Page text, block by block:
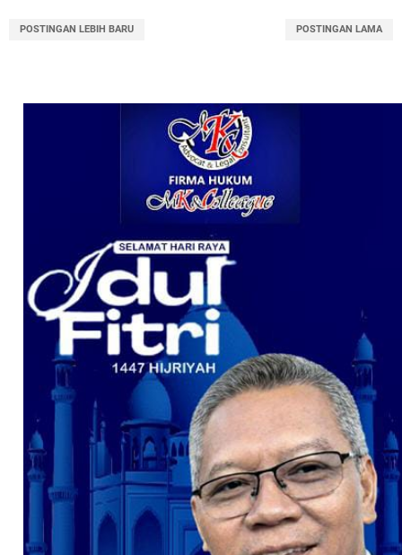
POSTINGAN LEBIH BARU POSTINGAN LAMA